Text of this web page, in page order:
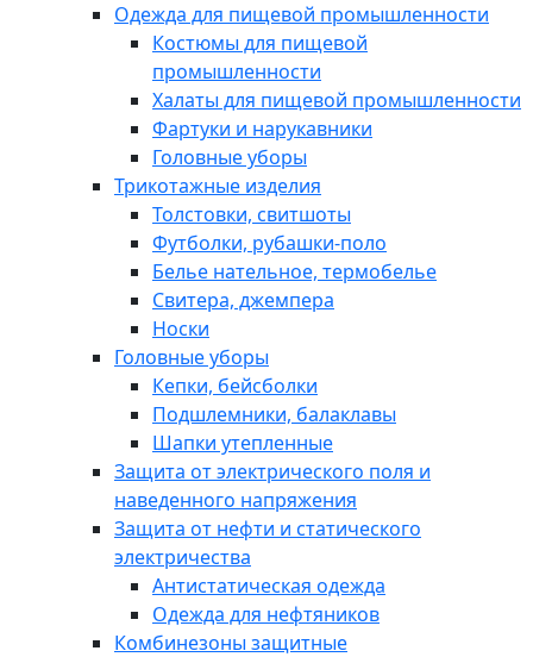
Одежда для пищевой промышленности
Костюмы для пищевой
промышленности
Халаты для пищевой промышленности
Фартуки и нарукавники
Головные уборы
Трикотажные изделия
Толстовки, свитшоты
Футболки, рубашки-поло
Белье нательное, термобелье
Свитера, джемпера
Носки
Головные уборы
Кепки, бейсболки
Подшлемники, балаклавы
Шапки утепленные
Защита от электрического поля и
наведенного напряжения
Защита от нефти и статического
электричества
Антистатическая одежда
Одежда для нефтяников
Комбинезоны защитные